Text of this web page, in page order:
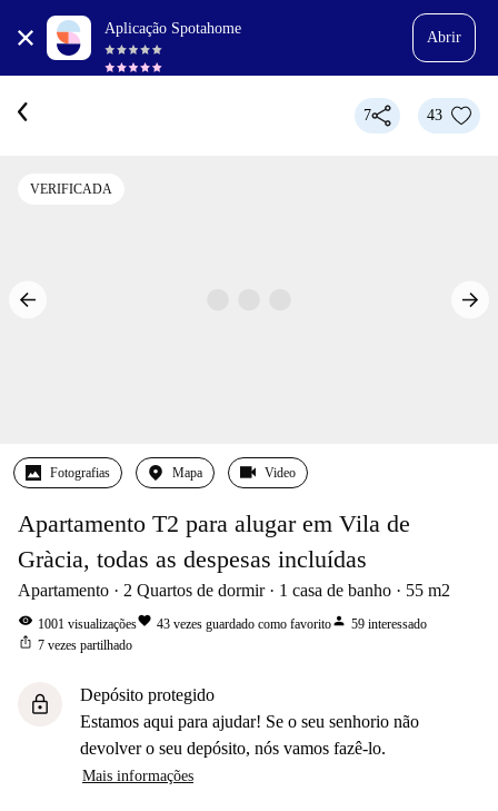
Aplicação Spotahome
Abrir
7 43
VERIFICADA
Fotografias Mapa Video
Apartamento T2 para alugar em Vila de
Gràcia, todas as despesas incluídas
Apartamento 2 Quartos de dormir 1 casa de banho 55 m2
visibility 1001 visualizaçõesfavorite 43 vezes guardado como favoritoperson 59 interessado
ios_share 7 vezes partilhado
lock
Depósito protegido
Estamos aqui para ajudar! Se o seu senhorio não
devolver o seu depósito, nós vamos fazê-lo.
Mais informações